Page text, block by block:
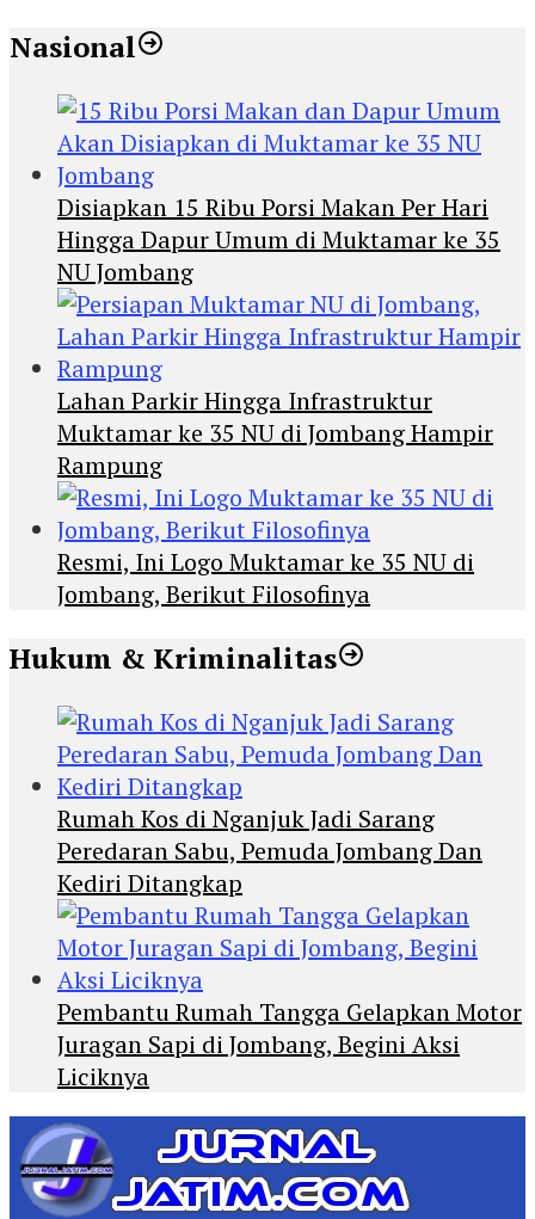
Nasional
Disiapkan 15 Ribu Porsi Makan Per Hari
Hingga Dapur Umum di Muktamar ke 35
NU Jombang
Lahan Parkir Hingga Infrastruktur
Muktamar ke 35 NU di Jombang Hampir
Rampung
Resmi, Ini Logo Muktamar ke 35 NU di
Jombang, Berikut Filosofinya
Hukum & Kriminalitas
Rumah Kos di Nganjuk Jadi Sarang
Peredaran Sabu, Pemuda Jombang Dan
Kediri Ditangkap
Pembantu Rumah Tangga Gelapkan Motor
Juragan Sapi di Jombang, Begini Aksi
Liciknya